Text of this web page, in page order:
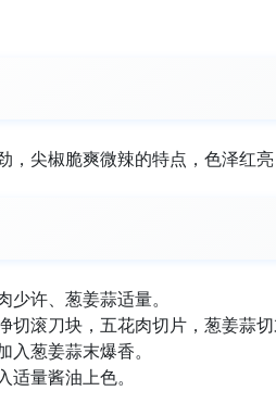
尖椒脆爽微辣的特点，色泽红亮
许、葱姜蒜适量。
滚刀块，五花肉切片，葱姜蒜切
葱姜蒜末爆香。
量酱油上色。